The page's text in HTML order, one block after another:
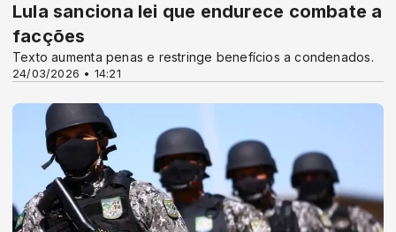
24/03/2026 • 14:21
Lula sanciona lei que endurece combate a
facções
Texto aumenta penas e restringe benefícios a condenados.